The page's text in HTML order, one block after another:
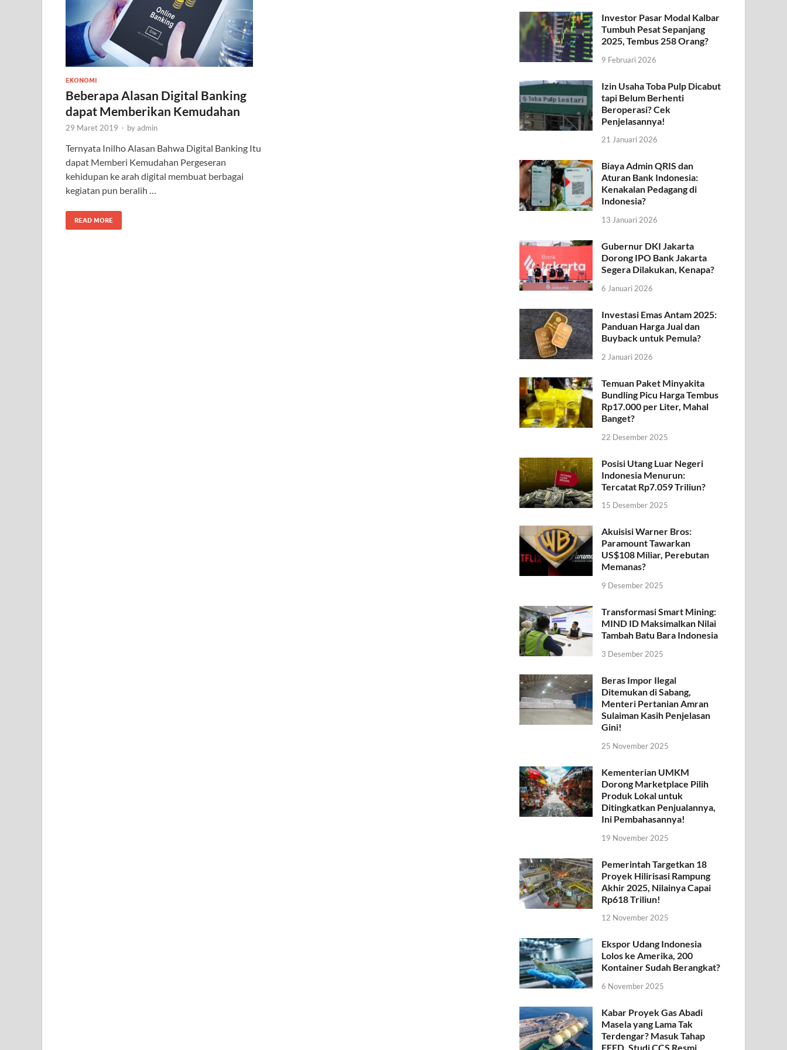
EKONOMI
Beberapa Alasan Digital Banking
dapat Memberikan Kemudahan
29 Maret 2019 - byadmin
Ternyata Inilho Alasan Bahwa Digital Banking Itu
dapat Memberi Kemudahan Pergeseran
kehidupan ke arah digital membuat berbagai
kegiatan pun beralih …
READ MORE
Investor Pasar Modal Kalbar
Tumbuh Pesat Sepanjang
2025, Tembus 258 Orang?
9 Februari 2026
Izin Usaha Toba Pulp Dicabut
tapi Belum Berhenti
Beroperasi? Cek
Penjelasannya!
21 Januari 2026
Biaya Admin QRIS dan
Aturan Bank Indonesia:
Kenakalan Pedagang di
Indonesia?
13 Januari 2026
Gubernur DKI Jakarta
Dorong IPO Bank Jakarta
Segera Dilakukan, Kenapa?
6 Januari 2026
Investasi Emas Antam 2025:
Panduan Harga Jual dan
Buyback untuk Pemula?
2 Januari 2026
Temuan Paket Minyakita
Bundling Picu Harga Tembus
Rp17.000 per Liter, Mahal
Banget?
22 Desember 2025
Posisi Utang Luar Negeri
Indonesia Menurun:
Tercatat Rp7.059 Triliun?
15 Desember 2025
Akuisisi Warner Bros:
Paramount Tawarkan
US$108 Miliar, Perebutan
Memanas?
9 Desember 2025
Transformasi Smart Mining:
MIND ID Maksimalkan Nilai
Tambah Batu Bara Indonesia
3 Desember 2025
Beras Impor Ilegal
Ditemukan di Sabang,
Menteri Pertanian Amran
Sulaiman Kasih Penjelasan
Gini!
25 November 2025
Kementerian UMKM
Dorong Marketplace Pilih
Produk Lokal untuk
Ditingkatkan Penjualannya,
Ini Pembahasannya!
19 November 2025
Pemerintah Targetkan 18
Proyek Hilirisasi Rampung
Akhir 2025, Nilainya Capai
Rp618 Triliun!
12 November 2025
Ekspor Udang Indonesia
Lolos ke Amerika, 200
Kontainer Sudah Berangkat?
6 November 2025
Kabar Proyek Gas Abadi
Masela yang Lama Tak
Terdengar? Masuk Tahap
FEED, Studi CCS Resmi